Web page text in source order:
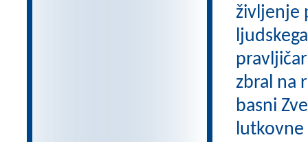
življenje
zbral na
basni
lutkovne